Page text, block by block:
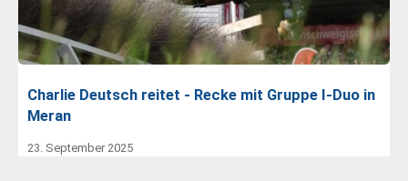
Charlie Deutsch reitet - Recke mit Gruppe I-Duo in
Meran
23. September 2025